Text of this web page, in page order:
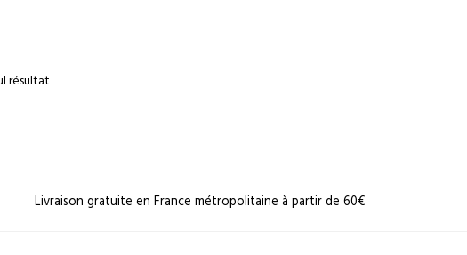
résultat
Livraison gratuite en France métropolitaine à partir de 60€